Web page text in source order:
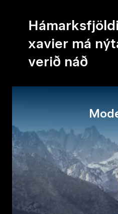
xavier má
verið náð